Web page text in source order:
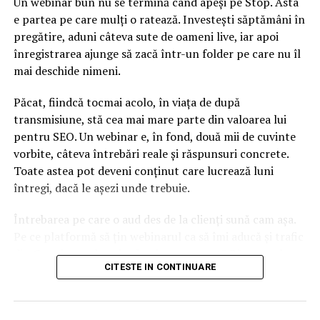
e partea pe care mulți o ratează. Investești săptămâni în
pregătire, aduni câteva sute de oameni live, iar apoi
înregistrarea ajunge să zacă într-un folder pe care nu îl
mai deschide nimeni.
Păcat, fiindcă tocmai acolo, în viața de după
transmisiune, stă cea mai mare parte din valoarea lui
pentru SEO. Un webinar e, în fond, două mii de cuvinte
vorbite, câteva întrebări reale și răspunsuri concrete.
Toate astea pot deveni conținut care lucrează luni
întregi, dacă le așezi unde trebuie.
Întrebarea pe care o aud des de la clienți sună cam așa.
din Google, nu doar lead-uri pe moment? Răspunsul
scurt e că platforma contează, dar nu în felul în care
CITESTE IN CONTINUARE